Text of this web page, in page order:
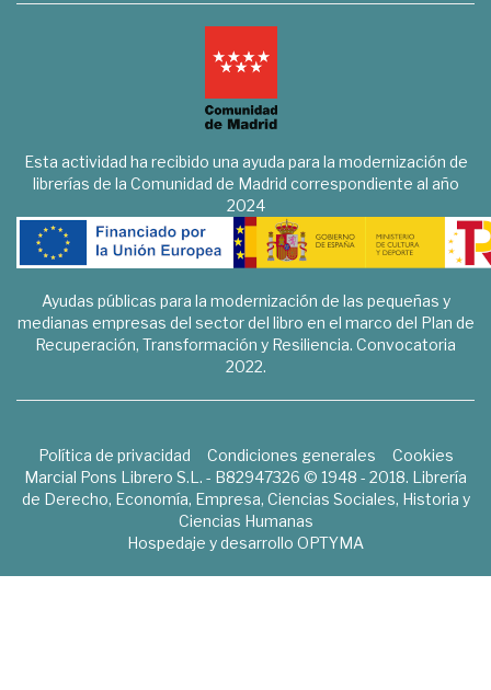
Esta actividad ha recibido una ayuda para la modernización de
librerías de la Comunidad de Madrid correspondiente al año
2024
Ayudas públicas para la modernización de las pequeñas y
medianas empresas del sector del libro en el marco del Plan de
Recuperación, Transformación y Resiliencia. Convocatoria
2022.
Política de privacidad Condiciones generales
Cookies
Marcial Pons Librero S.L. - B82947326 © 1948 - 2018. Librería
de Derecho, Economía, Empresa, Ciencias Sociales, Historia y
Ciencias Humanas
Hospedaje y desarrollo OPTYMA